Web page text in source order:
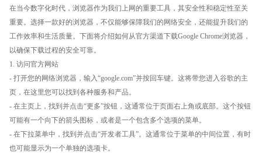
在当今数字化时代，浏览器作为我们上网的重要工具，其安全性和稳定性至关
重要。选择一款好的浏览器，不仅能够保障我们的网络安全，还能提升我们的
工作效率和生活质量。下面将介绍如何从官方渠道下载Google Chrome浏览器，
以确保下载过程的安全可靠。
1. 访问官方网站
- 打开您的网络浏览器，输入“google.com”并按回车键。这将带您进入谷歌的主
页，在这里您可以找到各种服务和产品。
- 在主页上，找到并点击“更多”按钮，这通常位于页面右上角或底部。这个按钮
可能有一个向下的箭头图标，或者是一个包含多个选项的菜单。
- 在下拉菜单中，找到并点击“开发者工具”。这通常位于菜单的中间位置，有时
也可能显示为一个单独的选项卡。